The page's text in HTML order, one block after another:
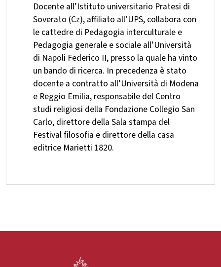
Docente all’Istituto universitario Pratesi di
Soverato (Cz), affiliato all’UPS, collabora con
le cattedre di Pedagogia interculturale e
Pedagogia generale e sociale all’Università
di Napoli Federico II, presso la quale ha vinto
un bando di ricerca. In precedenza è stato
docente a contratto all’Università di Modena
e Reggio Emilia, responsabile del Centro
studi religiosi della Fondazione Collegio San
Carlo, direttore della Sala stampa del
Festival filosofia e direttore della casa
editrice Marietti 1820.